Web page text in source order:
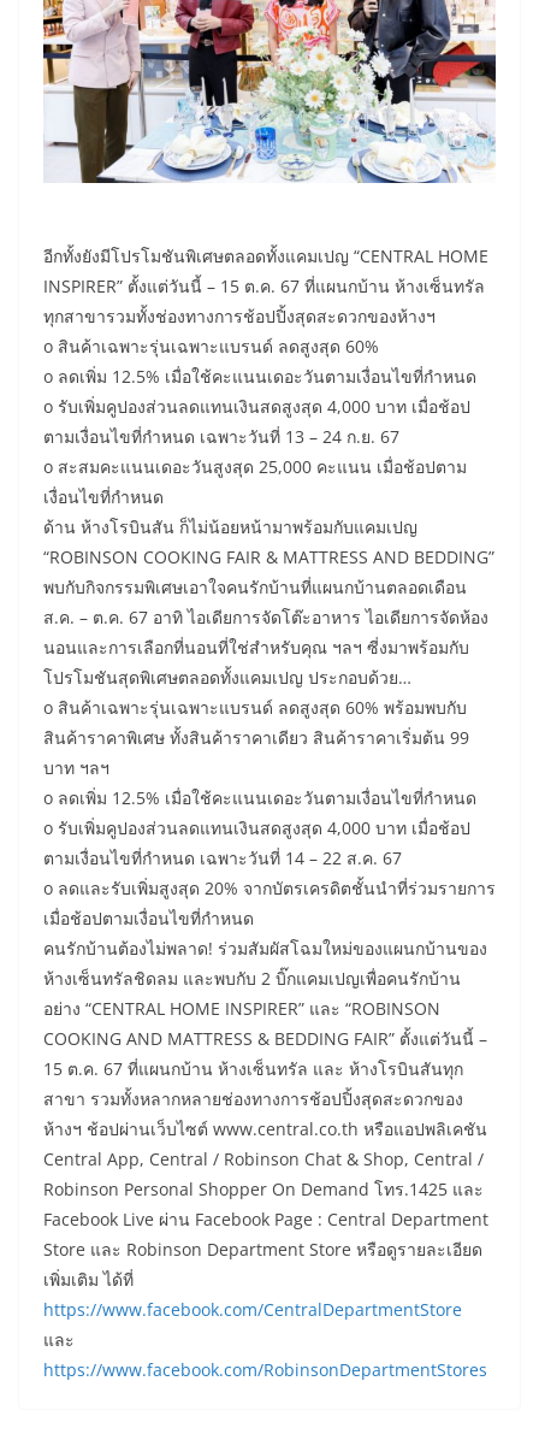
อีกทั้งยังมีโปรโมชันพิเศษตลอดทั้งแคมเปญ “CENTRAL HOME
INSPIRER” ตั้งแต่วันนี้ – 15 ต.ค. 67 ที่แผนกบ้าน ห้างเซ็นทรัล
ทุกสาขารวมทั้งช่องทางการช้อปปิ้งสุดสะดวกของห้างฯ
o สินค้าเฉพาะรุ่นเฉพาะแบรนด์ ลดสูงสุด 60%
o ลดเพิ่ม 12.5% เมื่อใช้คะแนนเดอะวันตามเงื่อนไขที่กำหนด
o รับเพิ่มคูปองส่วนลดแทนเงินสดสูงสุด 4,000 บาท เมื่อช้อป
ตามเงื่อนไขที่กำหนด เฉพาะวันที่ 13 – 24 ก.ย. 67
o สะสมคะแนนเดอะวันสูงสุด 25,000 คะแนน เมื่อช้อปตาม
เงื่อนไขที่กำหนด
ด้าน ห้างโรบินสัน ก็ไม่น้อยหน้ามาพร้อมกับแคมเปญ
“ROBINSON COOKING FAIR & MATTRESS AND BEDDING”
พบกับกิจกรรมพิเศษเอาใจคนรักบ้านที่แผนกบ้านตลอดเดือน
ส.ค. – ต.ค. 67 อาทิ ไอเดียการจัดโต๊ะอาหาร ไอเดียการจัดห้อง
นอนและการเลือกที่นอนที่ใช่สำหรับคุณ ฯลฯ ซี่งมาพร้อมกับ
โปรโมชันสุดพิเศษตลอดทั้งแคมเปญ ประกอบด้วย…
o สินค้าเฉพาะรุ่นเฉพาะแบรนด์ ลดสูงสุด 60% พร้อมพบกับ
สินค้าราคาพิเศษ ทั้งสินค้าราคาเดียว สินค้าราคาเริ่มต้น 99
บาท ฯลฯ
o ลดเพิ่ม 12.5% เมื่อใช้คะแนนเดอะวันตามเงื่อนไขที่กำหนด
o รับเพิ่มคูปองส่วนลดแทนเงินสดสูงสุด 4,000 บาท เมื่อช้อป
ตามเงื่อนไขที่กำหนด เฉพาะวันที่ 14 – 22 ส.ค. 67
o ลดและรับเพิ่มสูงสุด 20% จากบัตรเครดิตชั้นนำที่ร่วมรายการ
เมื่อช้อปตามเงื่อนไขที่กำหนด
คนรักบ้านต้องไม่พลาด! ร่วมสัมผัสโฉมใหม่ของแผนกบ้านของ
ห้างเซ็นทรัลชิดลม และพบกับ 2 บิ๊กแคมเปญเพื่อคนรักบ้าน
อย่าง “CENTRAL HOME INSPIRER” และ “ROBINSON
COOKING AND MATTRESS & BEDDING FAIR” ตั้งแต่วันนี้ –
15 ต.ค. 67 ที่แผนกบ้าน ห้างเซ็นทรัล และ ห้างโรบินสันทุก
สาขา รวมทั้งหลากหลายช่องทางการช้อปปิ้งสุดสะดวกของ
ห้างฯ ช้อปผ่านเว็บไซต์ www.central.co.th หรือแอปพลิเคชัน
Central App, Central / Robinson Chat & Shop, Central /
Robinson Personal Shopper On Demand โทร.1425 และ
Facebook Live ผ่าน Facebook Page : Central Department
Store และ Robinson Department Store หรือดูรายละเอียด
เพิ่มเติม ได้ที่
https://www.facebook.com/CentralDepartmentStore
และ
https://www.facebook.com/RobinsonDepartmentStores